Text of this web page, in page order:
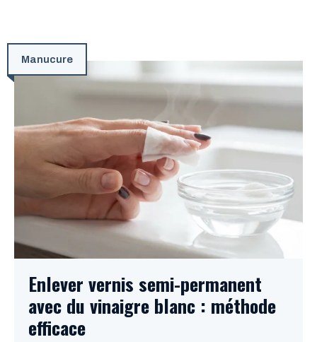
Manucure
Enlever vernis semi-permanent
avec du vinaigre blanc : méthode
efficace